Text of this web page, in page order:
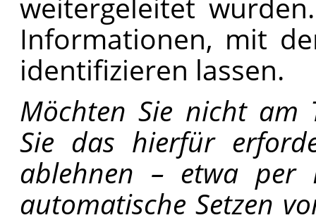
Informationen, mit
identifizieren lassen.
Möchten Sie nicht am
Sie das hierfür
ablehnen – etwa per
automatische Setzen